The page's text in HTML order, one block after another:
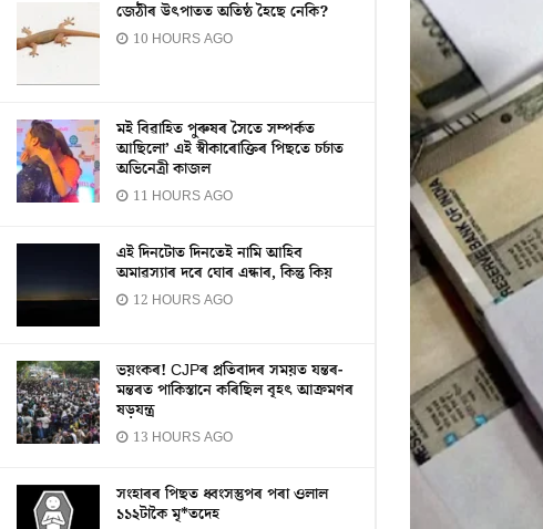
জেঠীৰ উৎপাতত অতিষ্ঠ হৈছে নেকি?
10 HOURS AGO
মই বিৱাহিত পুৰুষৰ সৈতে সম্পৰ্কত
আছিলো’ এই স্বীকাৰোক্তিৰ পিছতে চৰ্চাত
অভিনেত্ৰী কাজল
11 HOURS AGO
এই দিনটোত দিনতেই নামি আহিব
অমাৱস্যাৰ দৰে ঘোৰ এন্ধাৰ, কিন্তু কিয়
12 HOURS AGO
ভয়ংকৰ! CJPৰ প্ৰতিবাদৰ সময়ত যন্তৰ-
মন্তৰত পাকিস্তানে কৰিছিল বৃহৎ আক্ৰমণৰ
ষড়যন্ত্ৰ
13 HOURS AGO
সংহাৰৰ পিছত ধ্বংসস্তুপৰ পৰা ওলাল
১১২টাকৈ মৃ*তদেহ